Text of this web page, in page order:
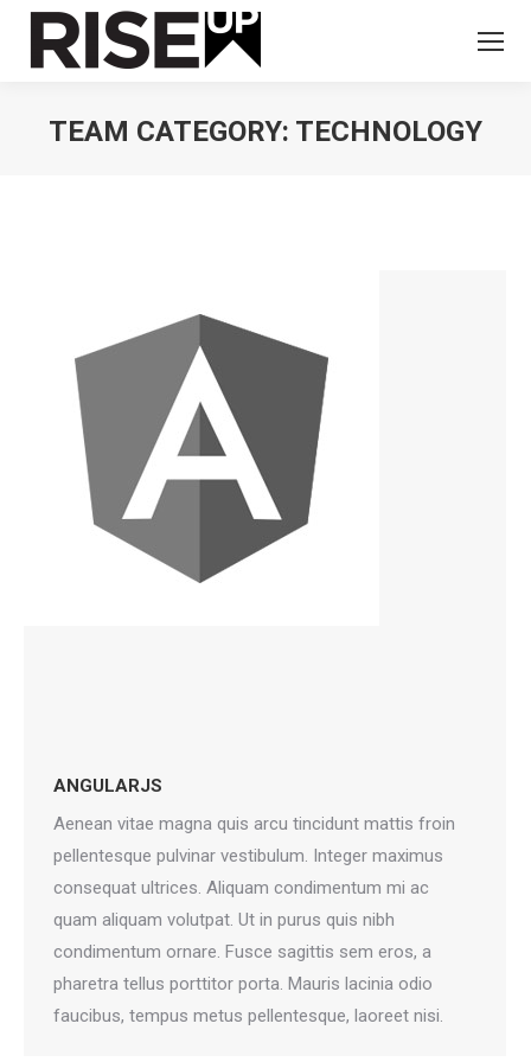
TEAM CATEGORY: TECHNOLOGY
ANGULARJS
Aenean vitae magna quis arcu tincidunt mattis froin
pellentesque pulvinar vestibulum. Integer maximus
consequat ultrices. Aliquam condimentum mi ac
quam aliquam volutpat. Ut in purus quis nibh
condimentum ornare. Fusce sagittis sem eros, a
pharetra tellus porttitor porta. Mauris lacinia odio
faucibus, tempus metus pellentesque, laoreet nisi.